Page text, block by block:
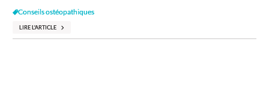
Conseils ostéopathiques
LIRE L'ARTICLE